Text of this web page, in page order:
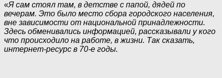
«Я сам стоял там, в детстве с папой, дядей по
вечерам. Это бы­ло место сбора город­ского населения,
вне зависимости от наци­ональной принадлежно­сти.
Здесь обменивались информацией, расск­азывали у кого
что происходило на рабо­те, в жизни. Так ска­зать,
интернет-ресурс в 70-е годы.